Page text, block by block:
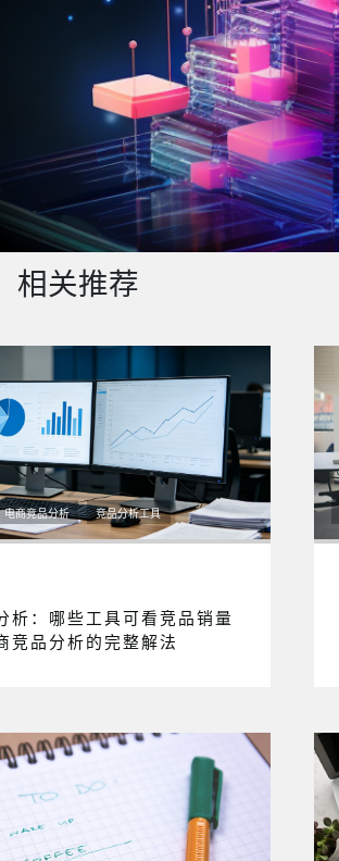
相关推荐
电商竞品分析 竞品分析工具
析：哪些工具可看竞品销量
竞品分析的完整解法